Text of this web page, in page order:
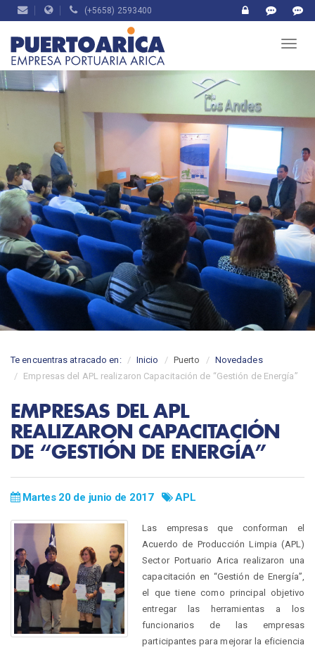
(+5658) 2593400
Te encuentras atracado en: Inicio Puerto
Novedades
Empresas del APL realizaron Capacitación de “Gestión de Energía”
EMPRESAS DEL APL
REALIZARON CAPACITACIÓN
DE “GESTIÓN DE ENERGÍA”
Martes 20 de junio de 2017 APL
Las empresas que conforman el
Acuerdo de Producción Limpia (APL)
Sector Portuario Arica realizaron una
capacitación en “Gestión de Energía”,
el que tiene como principal objetivo
entregar las herramientas a los
funcionarios de las empresas
participantes para mejorar la eficiencia